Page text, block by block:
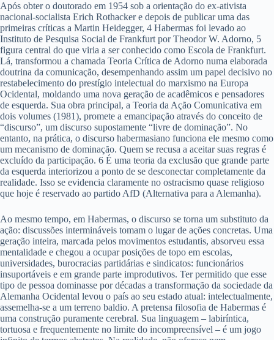
Após obter o doutorado em 1954 sob a orientação do ex-ativista
nacional-socialista Erich Rothacker e depois de publicar uma das
primeiras críticas a Martin Heidegger, 4 Habermas foi levado ao
Instituto de Pesquisa Social de Frankfurt por Theodor W. Adorno, 5
figura central do que viria a ser conhecido como Escola de Frankfurt.
Lá, transformou a chamada Teoria Crítica de Adorno numa elaborada
doutrina da comunicação, desempenhando assim um papel decisivo no
restabelecimento do prestígio intelectual do marxismo na Europa
Ocidental, moldando uma nova geração de acadêmicos e pensadores
de esquerda. Sua obra principal, a Teoria da Ação Comunicativa em
dois volumes (1981), promete a emancipação através do conceito de
“discurso”, um discurso supostamente “livre de dominação”. No
entanto, na prática, o discurso habermasiano funciona ele mesmo como
um mecanismo de dominação. Quem se recusa a aceitar suas regras é
excluído da participação. 6 É uma teoria da exclusão que grande parte
da esquerda interiorizou a ponto de se desconectar completamente da
realidade. Isso se evidencia claramente no ostracismo quase religioso
que hoje é reservado ao partido AfD (Alternativa para a Alemanha).
Ao mesmo tempo, em Habermas, o discurso se torna um substituto da
ação: discussões intermináveis tomam o lugar de ações concretas. Uma
geração inteira, marcada pelos movimentos estudantis, absorveu essa
mentalidade e chegou a ocupar posições de topo em escolas,
universidades, burocracias partidárias e sindicatos: funcionários
insuportáveis e em grande parte improdutivos. Ter permitido que esse
tipo de pessoa dominasse por décadas a transformação da sociedade da
Alemanha Ocidental levou o país ao seu estado atual: intelectualmente,
assemelha-se a um terreno baldio. A pretensa filosofia de Habermas é
uma construção puramente cerebral. Sua linguagem – labiríntica,
tortuosa e frequentemente no limite do incompreensível – é um jogo